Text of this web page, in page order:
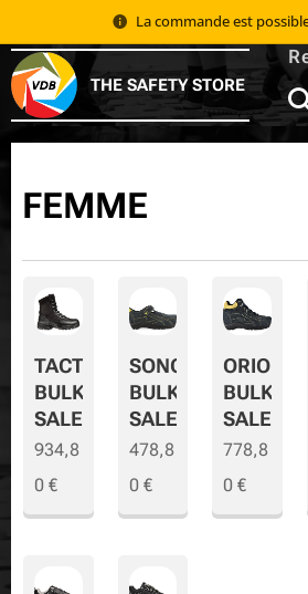
La commande est
THE SAFETY STORE
FEMME
TACTIC
BULK
SALE
934,8
0 €
SONORA
BULK
SALE
478,8
0€
ORION
BULK
SALE
778,8
0 €